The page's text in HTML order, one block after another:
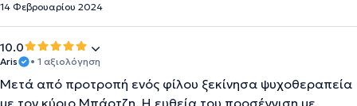
14 Φεβρουαρίου 2024
10.0
Aris • 1 αξιολόγηση
Μετά από προτροπή ενός φίλου ξεκίνησα ψυχοθεραπεία
με τον κύριο Μπάρτζη. Η ευθεία του προσέγγιση με